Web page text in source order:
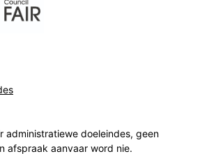
administratiewe doeleindes, geen
afspraak aanvaar word nie.